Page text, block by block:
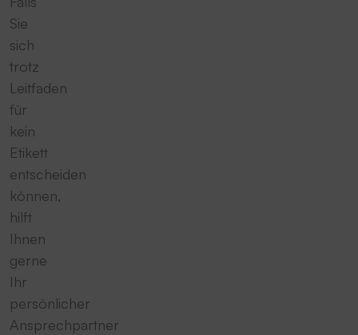
Sie
sich
trotz
Leitfaden
für
kein
Etikett
entscheiden
können,
hilft
Ihnen
gerne
Ihr
persönlicher
Ansprechpartner